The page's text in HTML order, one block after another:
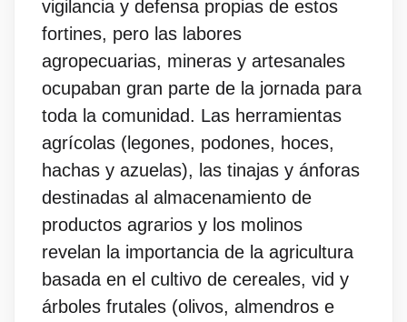
vigilancia y defensa propias de estos
fortines, pero las labores
agropecuarias, mineras y artesanales
ocupaban gran parte de la jornada para
toda la comunidad. Las herramientas
agrícolas (legones, podones, hoces,
hachas y azuelas), las tinajas y ánforas
destinadas al almacenamiento de
productos agrarios y los molinos
revelan la importancia de la agricultura
basada en el cultivo de cereales, vid y
árboles frutales (olivos, almendros e